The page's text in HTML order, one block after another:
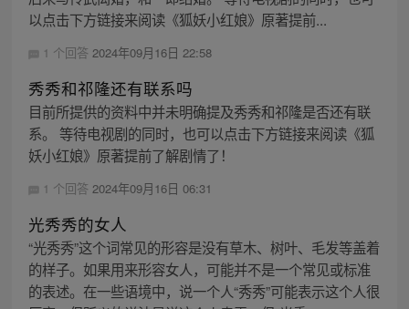
以点击下方链接来阅读《狐妖小红娘》原著提前...
1 个回答 2024年09月16日 22:58
秀秀和祁隆还有联系吗
目前所提供的资料中并未明确提及秀秀和祁隆是否还有联
系。 等待电视剧的同时，也可以点击下方链接来阅读《狐
妖小红娘》原著提前了解剧情了！
1 个回答 2024年09月16日 06:31
光秀秀的女人
“光秀秀”这个词常见的形容是没有草木、树叶、毛发等盖着
的样子。如果用来形容女人，可能并不是一个常见或标准
的表述。在一些语境中，说一个人“秀秀”可能表示这个人很